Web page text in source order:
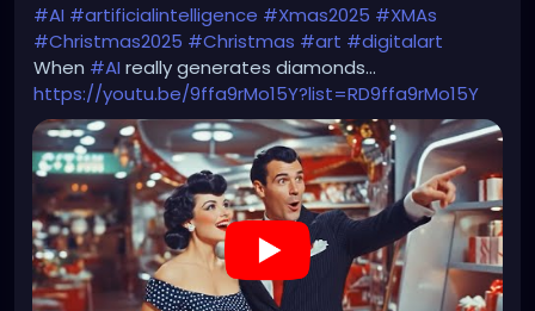
#AI #artificialintelligence #Xmas2025 #XMAs
#Christmas2025 #Christmas #art #digitalart
When #AI really generates diamonds...
https://youtu.be/9ffa9rMo15Y?list=RD9ffa9rMo15Y